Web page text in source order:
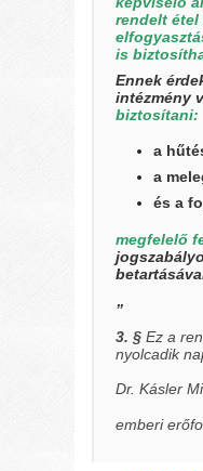
rendelt
is
Ennek
intézmény
biztosítani:
a
a
és a
megfelelő
”
3. §Ez a
nyolcadik
Dr. Kásler
emberi